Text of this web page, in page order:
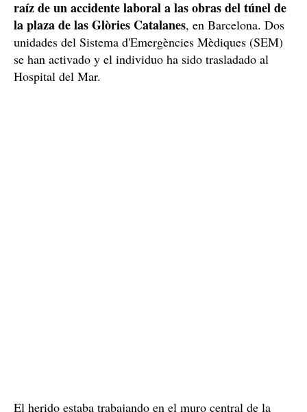
raíz de un accidente laboral a las obras del túnel de
la plaza de las Glòries Catalanes, en Barcelona. Dos
unidades del Sistema d'Emergències Mèdiques (SEM)
se han activado y el individuo ha sido trasladado al
Hospital del Mar.
El herido estaba trabajando en el muro central de la